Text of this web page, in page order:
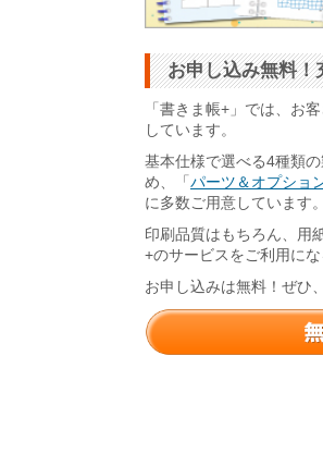
お申し込み無料！
「書きま帳+」では、お
しています。
基本仕様で選べる4種類
め、「 パーツ＆オプショ
に多数ご用意しています。
印刷品質はもちろん、用
+のサービスをご利用にな
お申し込みは無料！ぜひ